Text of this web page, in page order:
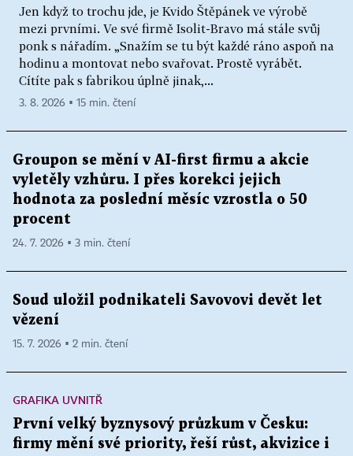
Jen když to trochu jde, je Kvido Štěpánek ve výrobě
mezi prvními. Ve své firmě Isolit-Bravo má stále svůj
ponk s nářadím. „Snažím se tu být každé ráno aspoň na
hodinu a montovat nebo svařovat. Prostě vyrábět.
Cítíte pak s fabrikou úplně jinak,...
3. 8. 2026 ▪ 15 min. čtení
Groupon se mění v AI-first firmu a akcie
vyletěly vzhůru. I přes korekci jejich
hodnota za poslední měsíc vzrostla o 50
procent
24. 7. 2026 ▪ 3 min. čtení
Soud uložil podnikateli Savovovi devět let
vězení
15. 7. 2026 ▪ 2 min. čtení
GRAFIKA UVNITŘ
První velký byznysový průzkum v Česku:
firmy mění své priority, řeší růst, akvizice i